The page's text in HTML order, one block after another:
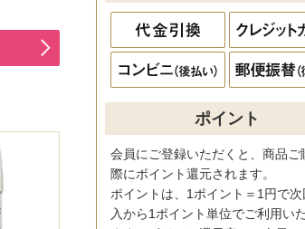
ポイント
会員にご登録いただくと、商品ご
際にポイント還元されます。
ポイントは、1ポイント＝1円で
入から1ポイント単位でご利用い